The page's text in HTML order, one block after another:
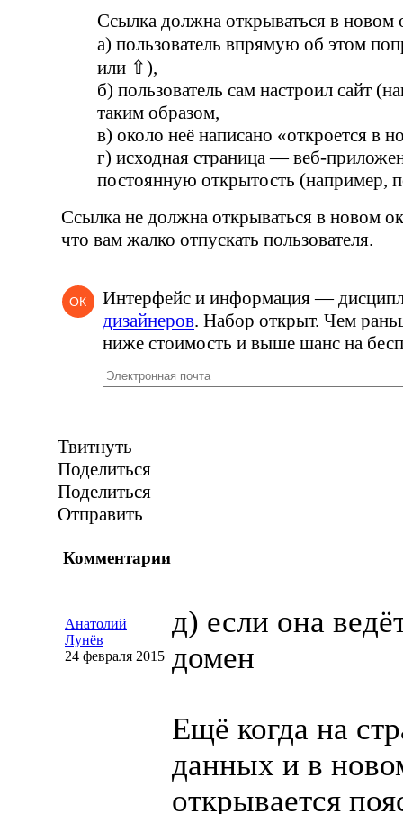
Ссылка должна открываться в новом
а) пользователь впрямую об этом
или ⇧),
б) пользователь сам настроил сайт (
таким образом,
в) около неё написано «откроется в
г) исходная страница —веб-
постоянную открытость (например,
Ссылка не должна открываться в новом
что вам жалко отпускать пользователя.
ОК
Интерфейс и информация —
дизайнеров. Набор открыт. Чем
ниже стоимость и выше шанс на
Твитнуть
Поделиться
Поделиться
Отправить
Комментарии
Анатолий
Лунёв
24 февраля 2015
д) если она
домен
Ещё когда на
данных и в
открывается